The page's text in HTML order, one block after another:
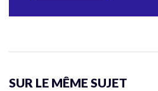
SUR LE MÊME SUJET